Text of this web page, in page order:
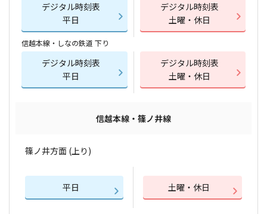
デジタル時刻表
平日
デジタル時刻表
土曜・休日
信越本線・しなの鉄道 下り
デジタル時刻表
平日
デジタル時刻表
土曜・休日
信越本線・篠ノ井線
篠ノ井方面 (上り)
平日 土曜・休日